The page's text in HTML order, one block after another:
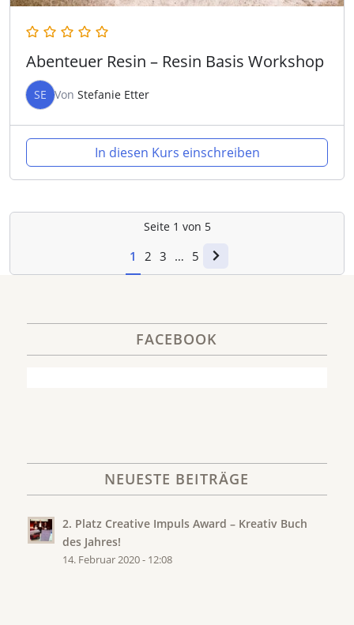
Abenteuer Resin – Resin Basis Workshop
SE Von Stefanie Etter
In diesen Kurs einschreiben
Seite 1 von 5
1 2 3 … 5
FACEBOOK
NEUESTE BEITRÄGE
2. Platz Creative Impuls Award – Kreativ Buch
des Jahres!
14. Februar 2020 - 12:08